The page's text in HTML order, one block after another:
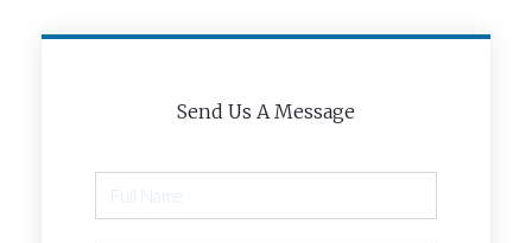
Send Us A Message